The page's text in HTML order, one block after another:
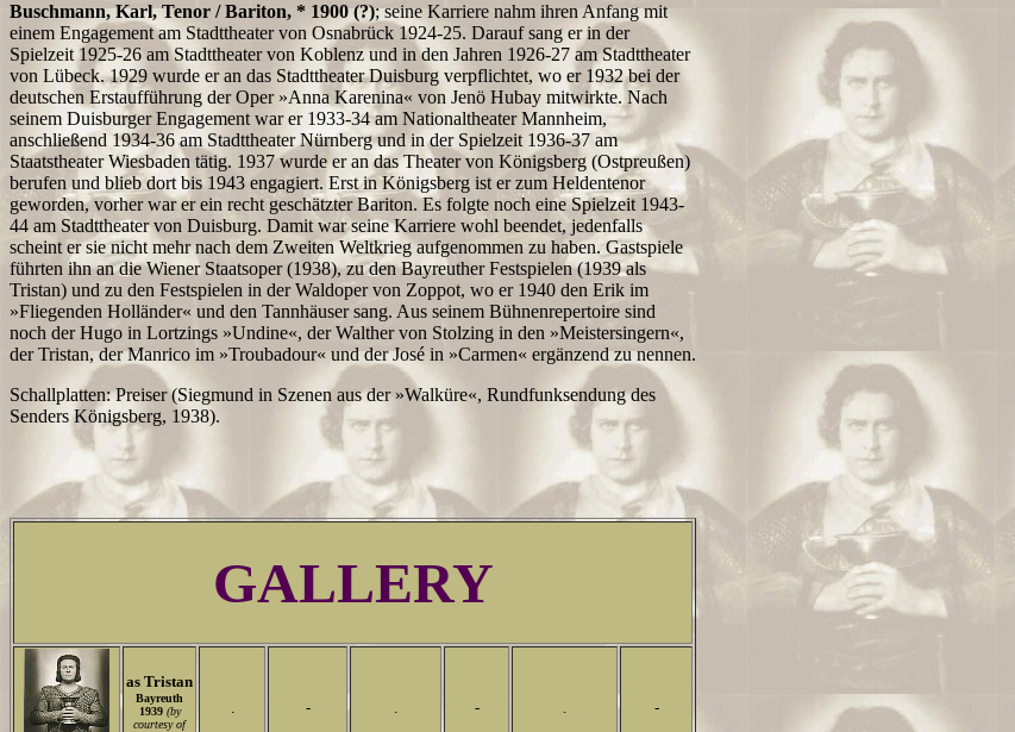
Buschmann, Karl, Tenor / Bariton, * 1900 (?); seine Karriere nahm ihren Anfang mit
einem Engagement am Stadttheater von Osnabrück 1924-25. Darauf sang er in der
Spielzeit 1925-26 am Stadttheater von Koblenz und in den Jahren 1926-27 am Stadttheater
von Lübeck. 1929 wurde er an das Stadttheater Duisburg verpflichtet, wo er 1932 bei der
deutschen Erstaufführung der Oper »Anna Karenina« von Jenö Hubay mitwirkte. Nach
seinem Duisburger Engagement war er 1933-34 am Nationaltheater Mannheim,
anschließend 1934-36 am Stadttheater Nürnberg und in der Spielzeit 1936-37 am
Staatstheater Wiesbaden tätig. 1937 wurde er an das Theater von Königsberg (Ostpreußen)
berufen und blieb dort bis 1943 engagiert. Erst in Königsberg ist er zum Heldentenor
geworden, vorher war er ein recht geschätzter Bariton. Es folgte noch eine Spielzeit 1943-
44 am Stadttheater von Duisburg. Damit war seine Karriere wohl beendet, jedenfalls
scheint er sie nicht mehr nach dem Zweiten Weltkrieg aufgenommen zu haben. Gastspiele
führten ihn an die Wiener Staatsoper (1938), zu den Bayreuther Festspielen (1939 als
Tristan) und zu den Festspielen in der Waldoper von Zoppot, wo er 1940 den Erik im
»Fliegenden Holländer« und den Tannhäuser sang. Aus seinem Bühnenrepertoire sind
noch der Hugo in Lortzings »Undine«, der Walther von Stolzing in den »Meistersingern«,
der Tristan, der Manrico im »Troubadour« und der José in »Carmen« ergänzend zu nennen.
Schallplatten: Preiser (Siegmund in Szenen aus der »Walküre«, Rundfunksendung des
Senders Königsberg, 1938).
GALLERY
as Tristan
Bayreuth
1939(by
courtesy of
. - . - . -